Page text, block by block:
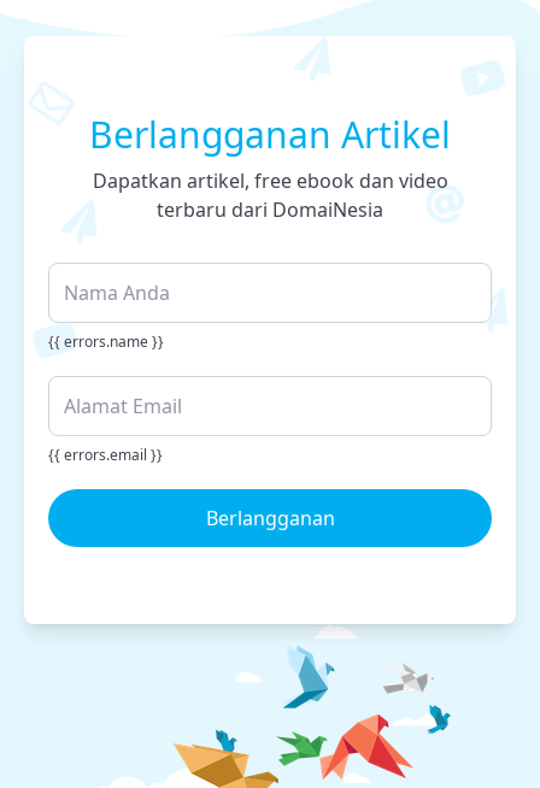
Berlangganan Artikel
Dapatkan artikel, free ebook dan video
terbaru dari DomaiNesia
{{ errors.name }}
{{ errors.email }}
Berlangganan